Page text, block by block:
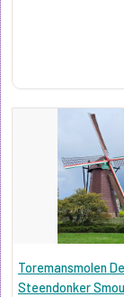
Toremansmolen
Steendonker